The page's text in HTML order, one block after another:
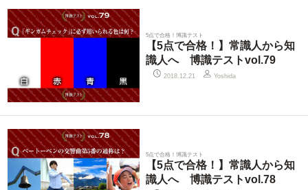
5点で合格！博識テスト
【5点で合格！】常識人から知
識人へ 博識テストvol.79
2018.12.21 Yoshida
5点で合格！博識テスト
【5点で合格！】常識人から知
識人へ 博識テストvol.78